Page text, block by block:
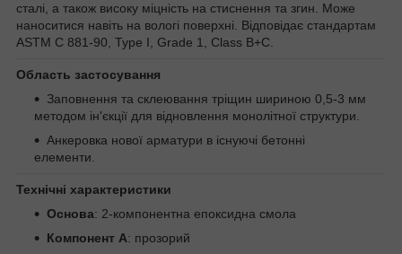
сталі, а також високу міцність на стиснення та згин. Може
наноситися навіть на вологі поверхні. Відповідає стандартам
ASTM C 881-90, Type I, Grade 1, Class B+C.
Область застосування
Заповнення та склеювання тріщин шириною 0,5-3 мм
методом ін'єкції для відновлення монолітної структури.
Анкеровка нової арматури в існуючі бетонні
елементи.
Технічні характеристики
Основа: 2-компонентна епоксидна смола
Компонент A: прозорий